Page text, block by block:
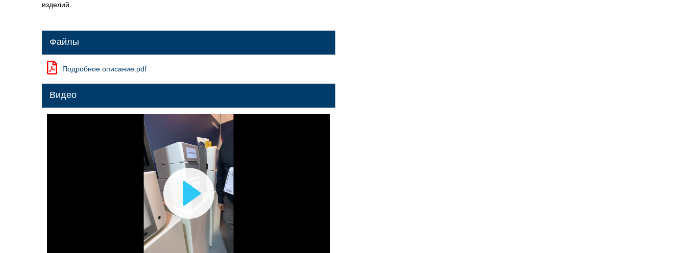
изделий.
Файлы
Подробное описание.pdf
Видео
Воспроизвести
видео